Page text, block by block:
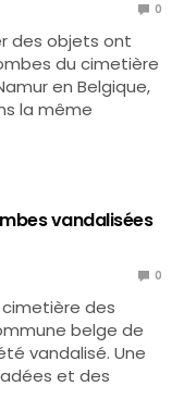
0
des objets ont
du cimetière
en Belgique,
la même
vandalisées
0
cimetière des
belge de
vandalisé. Une
et des